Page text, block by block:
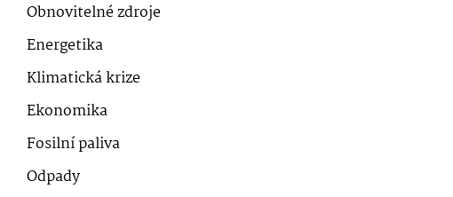
Obnovitelné zdroje
Energetika
Klimatická krize
Ekonomika
Fosilní paliva
Odpady